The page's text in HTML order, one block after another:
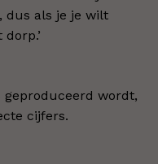
dus als je je wilt
geproduceerd wordt,
cijfers.